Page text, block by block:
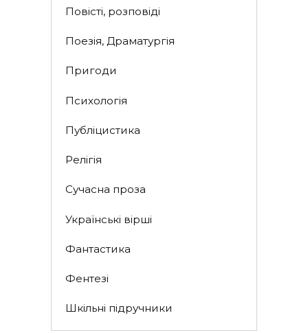
Повісті, розповіді
Поезія, Драматургія
Пригоди
Психологія
Публіцистика
Релігія
Сучасна проза
Українські вірші
Фантастика
Фентезі
Шкільні підручники